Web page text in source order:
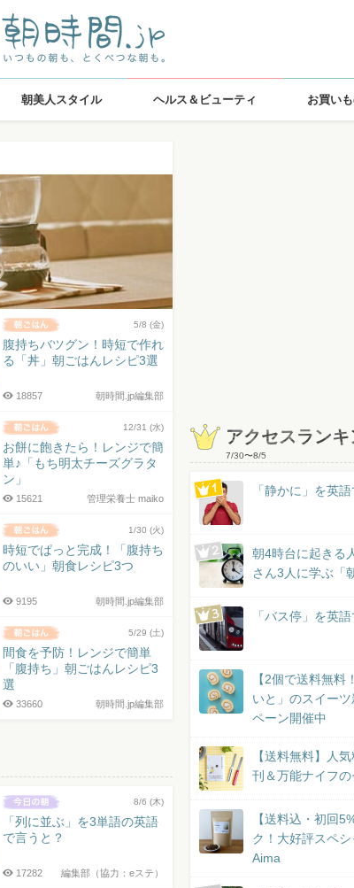
朝美人スタイル ヘルス＆ビューティ お買い
5/8 (金)
腹持ちバツグン！時短で作れ
る「丼」朝ごはんレシピ3選
朝時間.jp編集部
18857
12/31 (水)
お餅に飽きたら！レンジで簡
単♪「もち明太チーズグラタ
ン」
管理栄養士 maiko
15621
1/30 (火)
時短でぱっと完成！「腹持ち
のいい」朝食レシピ3つ
朝時間.jp編集部
9195
5/29 (土)
間食を予防！レンジで簡単
「腹持ち」朝ごはんレシピ3
選
朝時間.jp編集部
33660
8/6 (木)
「列に並ぶ」を3単語の英語
で言うと？
編集部（協力：eステ）
17282
アクセスランキ
7/30〜8/5
「静かに」を英
朝4時台に起きる
さん3人に学ぶ「
「バス停」を英
【2個で送料無料
いと」のスイー
ペーン開催中
【送料無料】人
刊＆万能ナイフ
【送料込・初回
ク！大好評スペシ
Aima